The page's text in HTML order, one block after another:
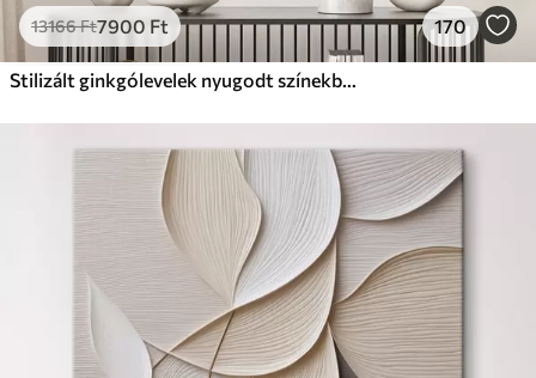
Tól12405Ft
✓Élénk, gazdag színek
✓Fakulásálló
Környezetbarát anyag
13166Ft7900 Ft 170
Stilizált ginkgólevelek nyugodt színekben